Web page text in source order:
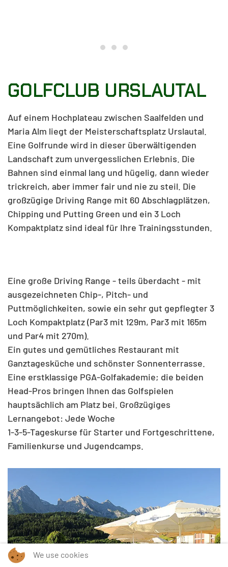
Golfclub Urslautal
Golfclub Urslautal
GOLFCLUB URSLAUTAL
Auf einem Hochplateau zwischen Saalfelden und
Maria Alm liegt der Meisterschaftsplatz Urslautal.
Eine Golfrunde wird in dieser überwältigenden
Landschaft zum unvergesslichen Erlebnis. Die
Bahnen sind einmal lang und hügelig, dann wieder
trickreich, aber immer fair und nie zu steil. Die
großzügige Driving Range mit 60 Abschlagplätzen,
Chipping und Putting Green und ein 3 Loch
Kompaktplatz sind ideal für Ihre Trainingsstunden.
Eine große Driving Range - teils überdacht - mit
ausgezeichneten Chip-, Pitch- und
Puttmöglichkeiten, sowie ein sehr gut gepflegter 3
Loch Kompaktplatz (Par3 mit 129m, Par3 mit 165m
und Par4 mit 270m).
Ein gutes und gemütliches Restaurant mit
Ganztagesküche und schönster Sonnenterrasse.
Eine erstklassige PGA-Golfakademie; die beiden
Head-Pros bringen Ihnen das Golfspielen
hauptsächlich am Platz bei. Großzügiges
Lernangebot: Jede Woche
1-3-5-Tageskurse für Starter und Fortgeschrittene,
Familienkurse und Jugendcamps.
ANSEHEN
We use cookies